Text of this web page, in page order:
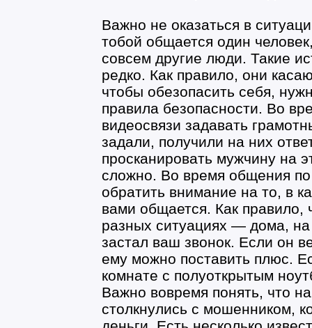
Важно не оказаться в
тобой общается один
совсем другие люди. Такие
редко. Как правило, они
чтобы обезопасить себя,
правила безопасности. Во
видеосвязи задавать
задали, получили на них
просканировать мужчину на
сложно. Во время общения
обратить внимание на то, в
вами общается. Как правило,
разных ситуациях — дома,
застал ваш звонок. Если он
ему можно поставить плюс.
комнате с полуоткрытым
Важно вовремя понять, что
столкнулись с мошенником,